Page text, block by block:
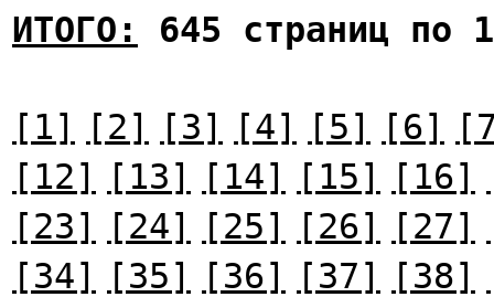
ИТОГО:
645 страниц по
[1] [2] [3] [4] [5] [6]
[12]
[13] [14] [15] [16]
[23]
[24] [25] [26] [27]
[34]
[35] [36] [37] [38]